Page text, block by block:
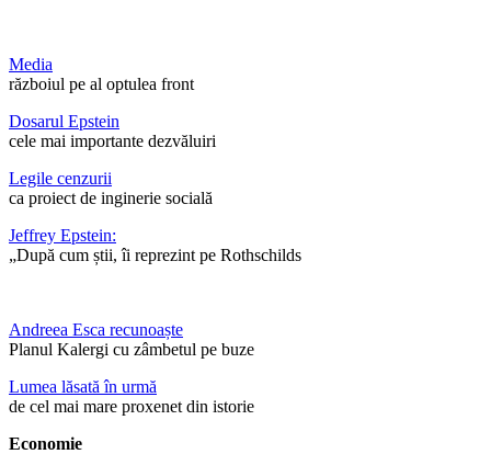
Media
războiul pe al optulea front
Dosarul Epstein
cele mai importante dezvăluiri
Legile cenzurii
ca proiect de inginerie socială
Jeffrey Epstein:
„După cum știi, îi reprezint pe Rothschilds
Andreea Esca recunoaște
Planul Kalergi cu zâmbetul pe buze
Lumea lăsată în urmă
de cel mai mare proxenet din istorie
Economie